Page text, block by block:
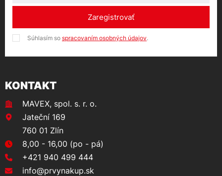
Zaregistrovať
Súhlasím so spracovaním osobných údajov.
KONTAKT
MAVEX, spol. s. r. o.
Jateční 169
760 01 Zlín
8,00 - 16,00 (po - pá)
+421 940 499 444
info@prvynakup.sk